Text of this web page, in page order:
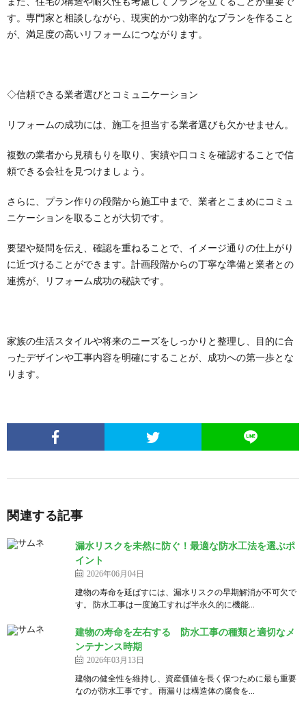
す。専門家と相談しながら、現実的かつ効率的なプランを作ること
が、満足度の高いリフォームにつながります。
◇信頼できる業者選びとコミュニケーション
リフォームの成功には、施工を担当する業者選びも欠かせません。
複数の業者から見積もりを取り、実績や口コミを確認することで信
頼できる会社を見つけましょう。
さらに、プラン作りの段階から施工中まで、業者とこまめにコミュ
ニケーションを取ることが大切です。
要望や疑問を伝え、確認を重ねることで、イメージ通りの仕上がり
に近づけることができます。計画段階からの丁寧な準備と業者との
連携が、リフォーム成功の秘訣です。
家族の生活スタイルや将来のニーズをしっかりと整理し、目的に合
ったデザインや工事内容を明確にすることが、成功への第一歩とな
ります。
関連する記事
漏水リスクを未然に防ぐ！最適な防水工法を選ぶポ
イント
2026年06月04日
建物の寿命を延ばすには、漏水リスクの早期解消が不可欠で
す。 防水工事は一度施工すれば半永久的に機能...
建物の寿命を左右する 防水工事の種類と適切なメ
ンテナンス時期
2026年03月13日
建物の健全性を維持し、資産価値を長く保つために最も重要
なのが防水工事です。 雨漏りは構造体の腐食を...